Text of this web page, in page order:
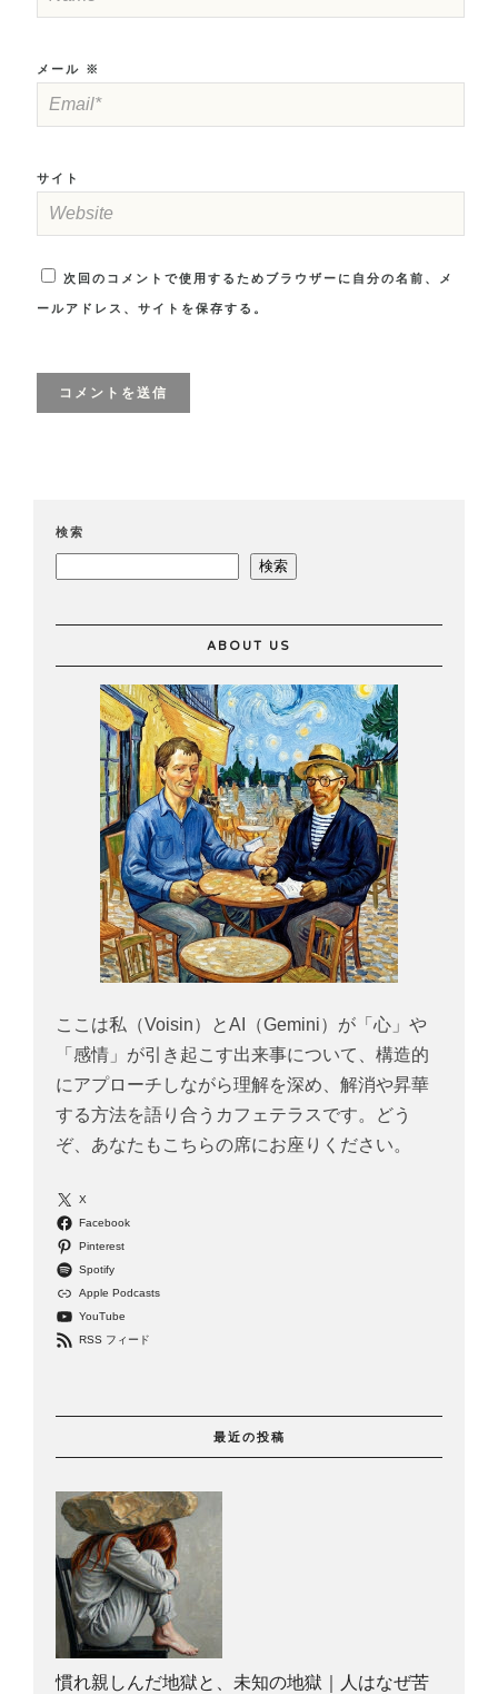
メール ※
サイト
次回のコメントで使用するためブラウザーに自分の名前、メ
ールアドレス、サイトを保存する。
検索
検索
ABOUT US
ここは私（Voisin）とAI（Gemini）が「心」や
「感情」が引き起こす出来事について、構造的
にアプローチしながら理解を深め、解消や昇華
する方法を語り合うカフェテラスです。どう
ぞ、あなたもこちらの席にお座りください。
X
Facebook
Pinterest
Spotify
Apple Podcasts
YouTube
RSS フィード
最近の投稿
慣れ親しんだ地獄と、未知の地獄｜人はなぜ苦